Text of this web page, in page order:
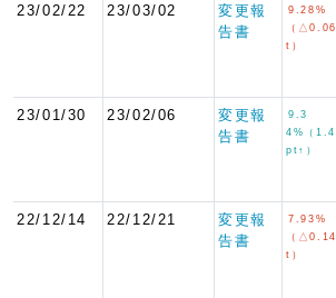
23/02/22 23/03/02
変更報
告書
9.28%
（
t）
23/01/30 23/02/06
変更報
告書
9.3
4%（
pt↑）
22/12/14 22/12/21
変更報
告書
7.93%
（
t）